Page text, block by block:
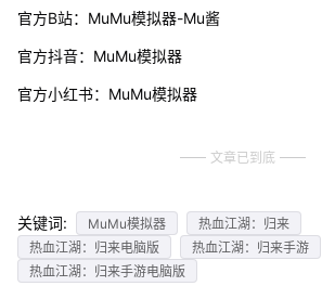
官方B站：MuMu模拟器-Mu酱
官方抖音：MuMu模拟器
官方小红书：MuMu模拟器
文章已到底
关键词: MuMu模拟器
热血江湖：归来
热血江湖：归来电脑版
热血江湖：归来手游
热血江湖：归来手游电脑版